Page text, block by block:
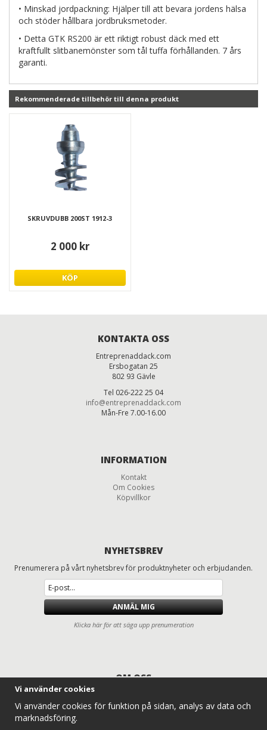
• Minskad jordpackning: Hjälper till att bevara jordens hälsa
och stöder hållbara jordbruksmetoder.
• Detta GTK RS200 är ett riktigt robust däck med ett
kraftfullt slitbanemönster som tål tuffa förhållanden. 7 års
garanti.
Rekommenderade tillbehör till denna produkt
SKRUVDUBB 200ST 1912-3
2 000 kr
KÖP
KONTAKTA OSS
Entreprenaddack.com
Ersbogatan 25
802 93 Gävle
Tel 026-222 25 04
info@entreprenaddack.com
Mån-Fre 7.00-16.00
INFORMATION
Kontakt
Om Cookies
Köpvillkor
NYHETSBREV
Prenumerera på vårt nyhetsbrev för produktnyheter och erbjudanden.
ANMÄL MIG
Klicka här för att säga upp prenumeration
OM OSS
Däck och fälgar för lastbilar, entreprenad, lantbruk och traktorer
Entreprenaddäck.com erbjuder ett komplett sortiment av lastbilsdäck,
traktordäck, lantbruksdäck, radodlingsdäck, entreprenaddäck och
Vi använder cookies
Vi använder cookies för funktion på sidan, analys av data och
marknadsföring.